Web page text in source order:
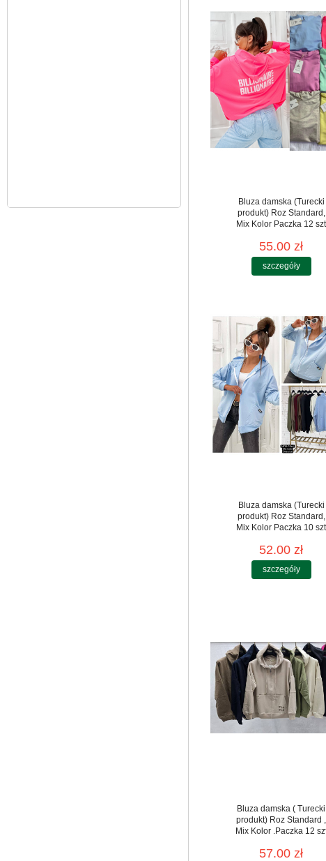
Bluza damska (Turecki
produkt) Roz Standard,
Mix Kolor Paczka 12 szt
55.00 zł
szczegóły
Bluza damska (Turecki
produkt) Roz Standard,
Mix Kolor Paczka 10 szt
52.00 zł
szczegóły
Bluza damska ( Turecki
produkt) Roz Standard ,
Mix Kolor .Paczka 12
57.00 zł